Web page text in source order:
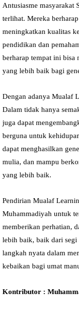
Antusiasme masyarakat
terlihat. Mereka
meningkatkan kualitas
pendidikan dan
berharap tempat ini
yang lebih baik bagi
Dengan adanya Mualaf
Dalam tidak hanya
juga dapat
berguna untuk
dapat menghasilkan
mulia, dan mampu
yang lebih baik.
Pendirian Mualaf
Muhammadiyah untuk
memberikan perhatian,
lebih baik, baik dari
langkah nyata dalam
kebaikan bagi umat
Kontributor :